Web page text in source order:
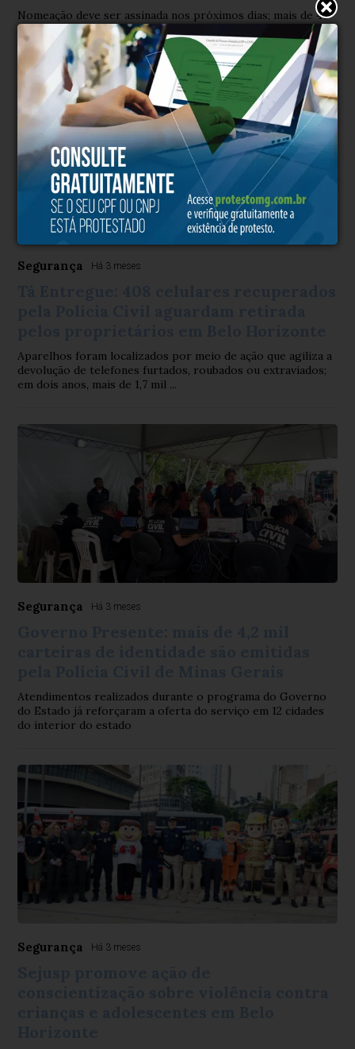
Nomeação deve ser assinada nos próximos dias; mais de 45
mil candidatos participaram do processo seletivo no ano
passado
Segurança Há 3 meses
Aparelhos foram localizados por meio de ação que agiliza a
devolução de telefones furtados, roubados ou extraviados;
em dois anos, mais de 1,7 mil ...
Segurança Há 3 meses
Atendimentos realizados durante o programa do Governo
do Estado já reforçaram a oferta do serviço em 12 cidades
do interior do estado
Segurança Há 3 meses